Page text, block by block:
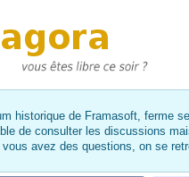
historique de Framasoft, ferme
de consulter les discussions
vous avez des questions, on se